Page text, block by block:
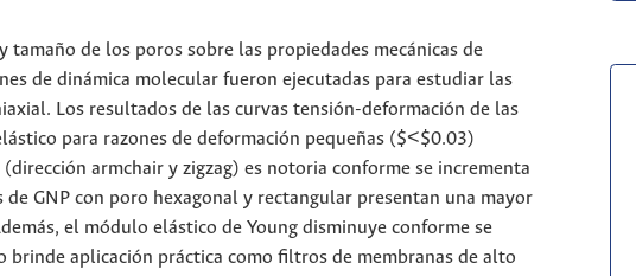
de los poros sobre las propiedades mecánicas de
de dinámica molecular fueron ejecutadas para estudiar las
Los resultados de las curvas tensión-deformación de las
para razones de deformación pequeñas ($<$0.03)
armchair y zigzag) es notoria conforme se incrementa
GNP con poro hexagonal y rectangular presentan una mayor
el módulo elástico de Young disminuye conforme se
brinde aplicación práctica como filtros de membranas de alto